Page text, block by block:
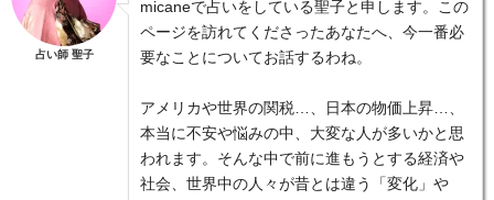
占い師 聖子
micaneで占いをしている聖子と申します。この
ページを訪れてくださったあなたへ、今一番必
要なことについてお話するわね。
アメリカや世界の関税…、日本の物価上昇…、
本当に不安や悩みの中、大変な人が多いかと思
われます。そんな中で前に進もうとする経済や
社会、世界中の人々が昔とは違う「変化」や